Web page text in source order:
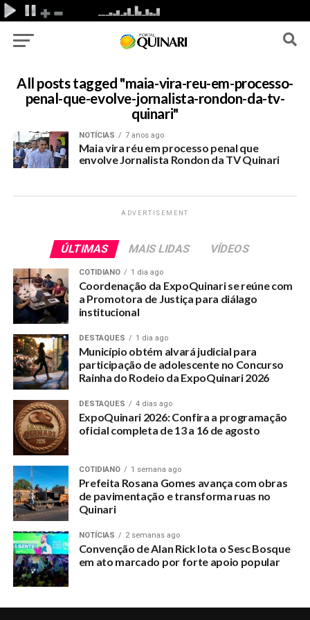
All posts tagged "maia-vira-reu-em-processo-
penal-que-evolve-jornalista-rondon-da-tv-
quinari"
NOTÍCIAS 7 anos ago
Maia vira réu em processo penal que
envolve Jornalista Rondon da TV Quinari
ADVERTISEMENT
ÚLTIMAS MAIS LIDAS VÍDEOS
COTIDIANO 1 dia ago
Coordenação da ExpoQuinari se reúne com
a Promotora de Justiça para diálago
institucional
DESTAQUES 1 dia ago
Município obtém alvará judicial para
participação de adolescente no Concurso
Rainha do Rodeio da ExpoQuinari 2026
DESTAQUES 4 dias ago
ExpoQuinari 2026: Confira a programação
oficial completa de 13 a 16 de agosto
COTIDIANO 1 semana ago
Prefeita Rosana Gomes avança com obras
de pavimentação e transforma ruas no
Quinari
NOTÍCIAS 2 semanas ago
Convenção de Alan Rick lota o Sesc Bosque
em ato marcado por forte apoio popular